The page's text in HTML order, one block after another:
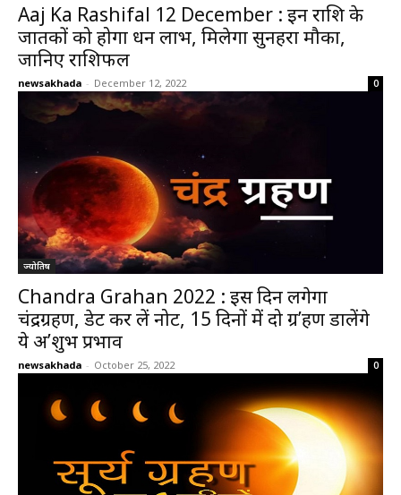
Aaj Ka Rashifal 12 December : इन राशि के
जातकों को होगा धन लाभ, मिलेगा सुनहरा मौका,
जानिए राशिफल
newsakhada - December 12, 2022 0
ज्योतिष
Chandra Grahan 2022 : इस दिन लगेगा
चंद्रग्रहण, डेट कर लें नोट, 15 दिनों में दो ग्र’हण डालेंगे
ये अ’शुभ प्रभाव
newsakhada - October 25, 2022 0